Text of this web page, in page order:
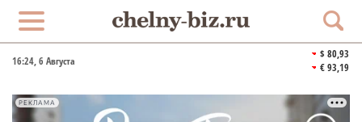
16:24, 6 Августа
$ 80,93
€ 93,19
РЕКЛАМА